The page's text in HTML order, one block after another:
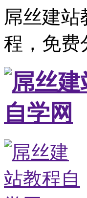
屌丝建站
程，免费